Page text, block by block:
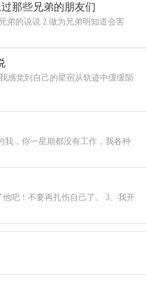
那些兄弟的朋友们
弟的说说 2.做为兄弟明知道会害
感觉到自己的星宿从轨迹中缓缓陨
我，你一星期都没有工作，我各种
吧！不要再扎伤自己了。 3、我开